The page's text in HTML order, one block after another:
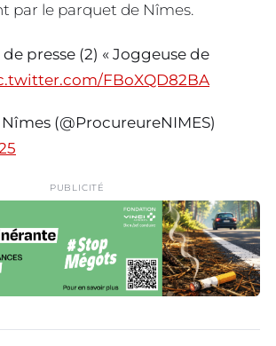
par le parquet de Nîmes.
presse (2) « Joggeuse de
FBoXQD82BA
(@ProcureureNIMES)
PUBLICITÉ